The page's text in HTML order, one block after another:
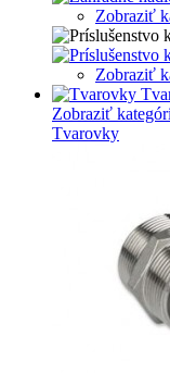
Zobraziť
Zobraziť
Zobraziť
Tvarovky